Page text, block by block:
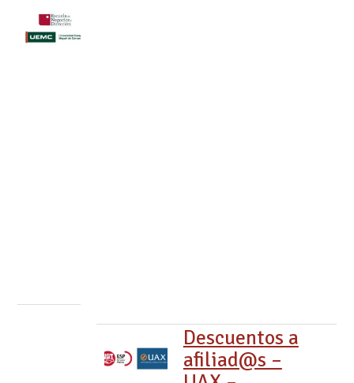
Descuentos a
afiliad@s –